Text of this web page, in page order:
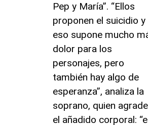
Pep y María”. “Ellos
proponen el suicidio y
eso supone mucho
dolor para los
personajes, pero
también hay algo de
esperanza”, analiza la
soprano, quien
el añadido corporal: